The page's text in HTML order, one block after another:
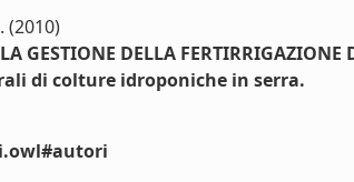
(2010)
GESTIONE DELLA
di colture idroponiche in serra.